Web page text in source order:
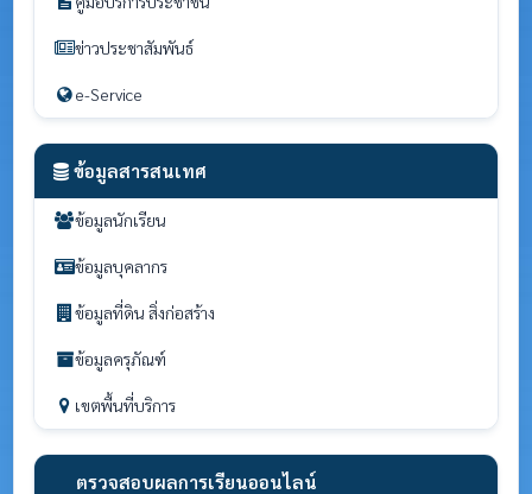
ข่าวประชาสัมพันธ์
e-Service
ข้อมูลสารสนเทศ
ข้อมูลนักเรียน
ข้อมูลบุคลากร
ข้อมูลที่ดิน สิ่งก่อสร้าง
ข้อมูลครุภัณฑ์
เขตพื้นที่บริการ
ตรวจสอบผลการเรียนออนไลน์